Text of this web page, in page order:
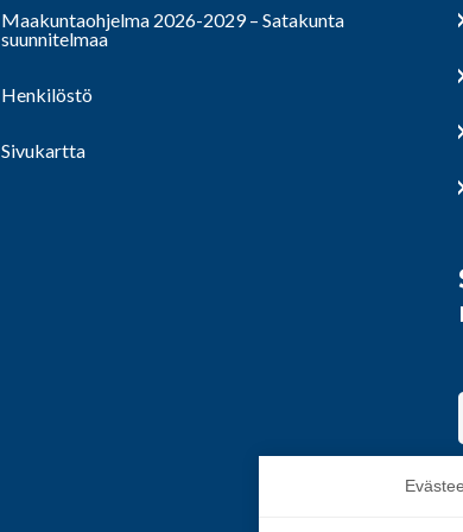
Maakuntaohjelma 2026-2029 – Satakunta
suunnitelmaa
Henkilöstö
Sivukartta